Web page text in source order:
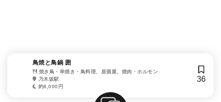
鳥焼と鳥鍋 囲
焼き鳥・串焼き・鳥料理、居酒屋、焼肉・ホルモン
乃木坂駅
約8,000円
36